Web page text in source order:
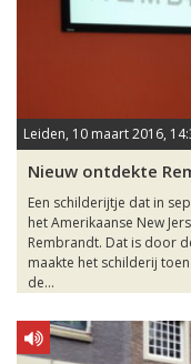
Leiden, 10 maart 2016,
Nieuw ontdekte
Een schilderijtje dat in
het Amerikaanse New
Rembrandt. Dat is door
maakte het schilderij
de...